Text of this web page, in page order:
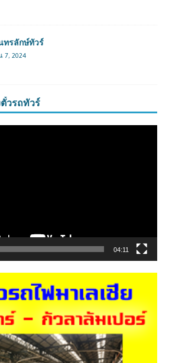
ทรลักษ์ทัวร์
7, 2024
วรถทัวร์
04:11